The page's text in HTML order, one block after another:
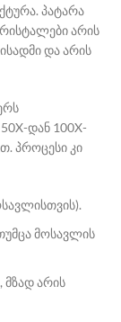
პატარა
არის
და არის
დან 100X-
პროცესი კი
მოსავლის
მზად არის